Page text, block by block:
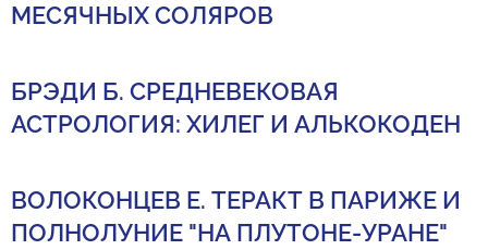
МЕСЯЧНЫХ СОЛЯРОВ
БРЭДИ Б. СРЕДНЕВЕКОВАЯ
АСТРОЛОГИЯ: ХИЛЕГ И АЛЬКОКОДЕН
ВОЛОКОНЦЕВ Е. ТЕРАКТ В ПАРИЖЕ И
ПОЛНОЛУНИЕ "НА ПЛУТОНЕ-УРАНЕ"